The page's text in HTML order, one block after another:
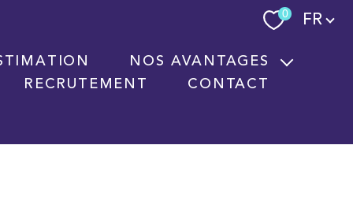
0 Langue
FR
NOS AVANTAGES
RECRUTEMENT CONTACT